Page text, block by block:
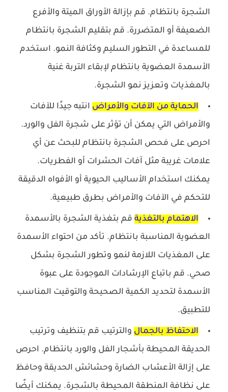
الشجرة بانتظام. قم بإزالة الأوراق الميتة والأفرع
الضعيفة أو المتضررة. قم بتقليم الشجرة بانتظام
للمساعدة في التطور السليم وكثافة النمو. استخدم
الأسمدة العضوية بانتظام لإبقاء التربة غنية
بالمغذيات وتعزيز نمو الشجرة.
الحماية من الآفات والأمراض انتبه جيدًا للآفات
والأمراض التي يمكن أن تؤثر على شجرة الفل والورد.
احرص على فحص الشجرة بانتظام للبحث عن أي
علامات غريبة مثل آفات الحشرات أو الفطريات.
يمكنك استخدام الأساليب الحيوية أو الأفواه الدقيقة
للتحكم في الآفات والأمراض بطرق طبيعية.
الاهتمام بالتغذية قم بتغذية الشجرة بالأسمدة
العضوية المناسبة بانتظام. تأكد من احتواء الأسمدة
على المغذيات اللازمة لنمو وتطور الشجرة بشكل
صحي. قم باتباع الإرشادات الموجودة على عبوة
الأسمدة لتحديد الكمية الصحيحة والتوقيت المناسب
للتطبيق.
الاحتفاظ بالجمال والترتيب قم بتنظيف وترتيب
الحديقة المحيطة بأشجار الفل والورد بانتظام. احرص
على إزالة الأعشاب الضارة وحشائش الحديقة وحافظ
على نظافة المنطقة المحيطة بالشجرة. يمكنك أيضًا